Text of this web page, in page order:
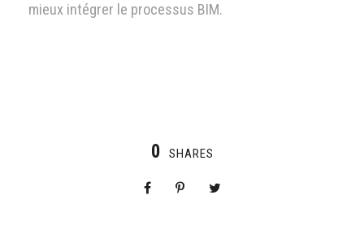
mieux intégrer le processus BIM.
0 SHARES